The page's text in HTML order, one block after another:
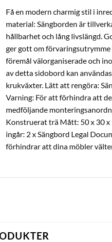
Få en modern charmig stil i
material: Sängborden är
hållbarhet och lång livslängd.
ger gott om
föremål välorganiserade och
av detta sidobord kan
krukväxter. Lätt att rengöra:
Varning: För att förhindra att
medföljande
Konstruerat trä Mått: 50 x 30 x
ingår: 2 x Sängbord Legal
förhindrar att dina möbler